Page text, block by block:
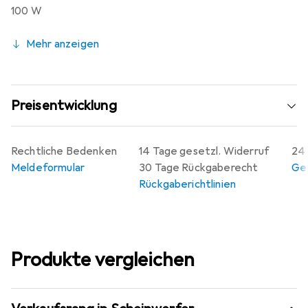
verschiedene Lichtanwendungen macht.
100 W
Mehr anzeigen
Preisentwicklung
14 Tage gesetzl. Widerruf
30 Tage Rückgaberecht
Rückgaberichtlinien
24
Rechtliche Bedenken
Meldeformular
Produkte vergleichen